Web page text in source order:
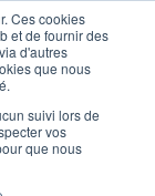
Ces cookies
et de fournir des
d'autres
que nous
suivi lors de
vos
que nous
de
qu’il